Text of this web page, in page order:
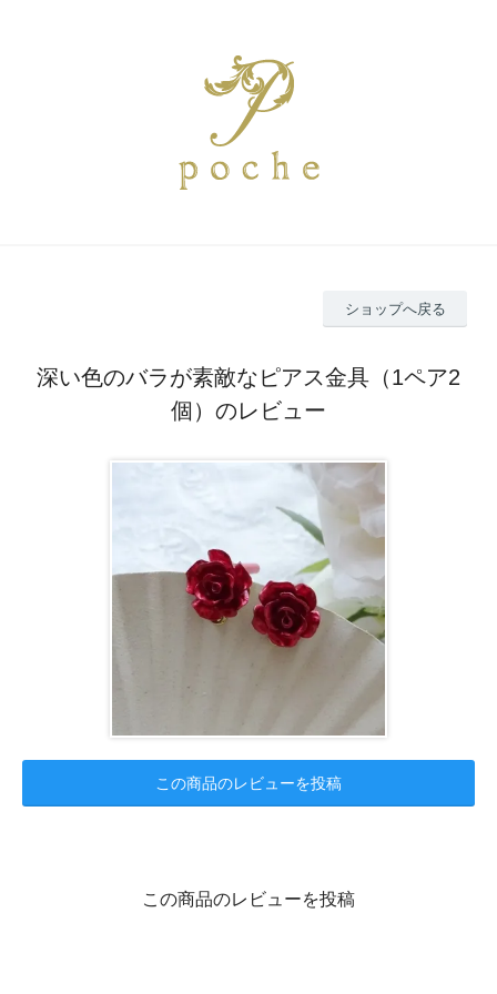
ショップへ戻る
深い色のバラが素敵なピアス金具（1ペア2
個）のレビュー
この商品のレビューを投稿
この商品のレビューを投稿